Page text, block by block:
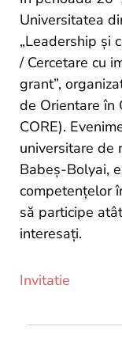
proiecte
Universitatea
„Leadership și
/ Cercetare cu
grant”,
de Orientare în
CORE).
universitare de
Babeș-Bolyai,
competențelor
să participe
interesați.
Invitatie